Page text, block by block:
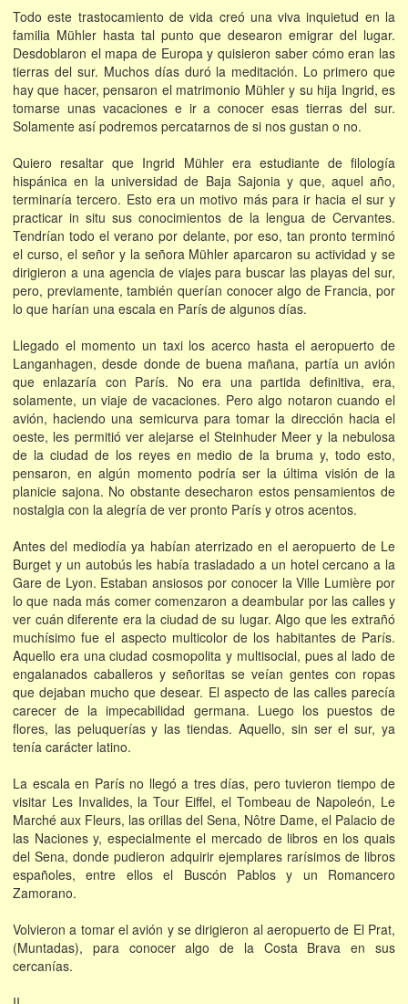
Todo este trastocamiento de vida creó una viva inquietud en la
familia Mühler hasta tal punto que desearon emigrar del lugar.
Desdoblaron el mapa de Europa y quisieron saber cómo eran las
tierras del sur. Muchos días duró la meditación. Lo primero que
hay que hacer, pensaron el matrimonio Mühler y su hija Ingrid, es
tomarse unas vacaciones e ir a conocer esas tierras del sur.
Solamente así podremos percatarnos de si nos gustan o no.
Quiero resaltar que Ingrid Mühler era estudiante de filología
hispánica en la universidad de Baja Sajonia y que, aquel año,
terminaría tercero. Esto era un motivo más para ir hacia el sur y
practicar in situ sus conocimientos de la lengua de Cervantes.
Tendrían todo el verano por delante, por eso, tan pronto terminó
el curso, el señor y la señora Mühler aparcaron su actividad y se
dirigieron a una agencia de viajes para buscar las playas del sur,
pero, previamente, también querían conocer algo de Francia, por
lo que harían una escala en París de algunos días.
Llegado el momento un taxi los acerco hasta el aeropuerto de
Langanhagen, desde donde de buena mañana, partía un avión
que enlazaría con París. No era una partida definitiva, era,
solamente, un viaje de vacaciones. Pero algo notaron cuando el
avión, haciendo una semicurva para tomar la dirección hacia el
oeste, les permitió ver alejarse el Steinhuder Meer y la nebulosa
de la ciudad de los reyes en medio de la bruma y, todo esto,
pensaron, en algún momento podría ser la última visión de la
planicie sajona. No obstante desecharon estos pensamientos de
nostalgia con la alegría de ver pronto París y otros acentos.
Antes del mediodía ya habían aterrizado en el aeropuerto de Le
Burget y un autobús les había trasladado a un hotel cercano a la
Gare de Lyon. Estaban ansiosos por conocer la Ville Lumière por
lo que nada más comer comenzaron a deambular por las calles y
ver cuán diferente era la ciudad de su lugar. Algo que les extrañó
muchísimo fue el aspecto multicolor de los habitantes de París.
Aquello era una ciudad cosmopolita y multisocial, pues al lado de
engalanados caballeros y señoritas se veían gentes con ropas
que dejaban mucho que desear. El aspecto de las calles parecía
carecer de la impecabilidad germana. Luego los puestos de
flores, las peluquerías y las tiendas. Aquello, sin ser el sur, ya
tenía carácter latino.
La escala en París no llegó a tres días, pero tuvieron tiempo de
visitar Les Invalides, la Tour Eiffel, el Tombeau de Napoleón, Le
Marché aux Fleurs, las orillas del Sena, Nôtre Dame, el Palacio de
las Naciones y, especialmente el mercado de libros en los quais
del Sena, donde pudieron adquirir ejemplares rarísimos de libros
españoles, entre ellos el Buscón Pablos y un Romancero
Zamorano.
Volvieron a tomar el avión y se dirigieron al aeropuerto de El Prat,
(Muntadas), para conocer algo de la Costa Brava en sus
cercanías.